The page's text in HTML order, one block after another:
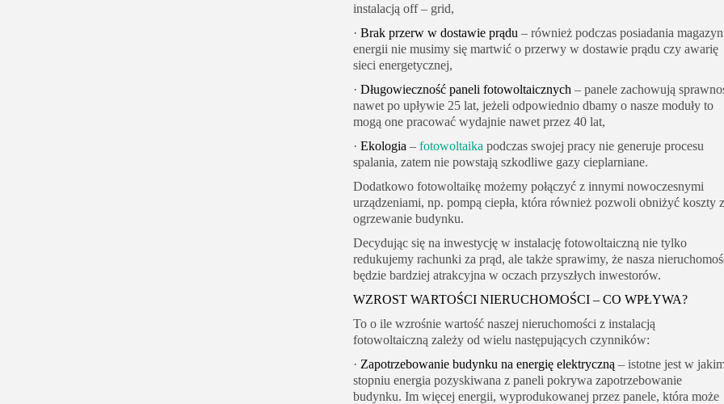
instalacją off – grid,
· Brak przerw w dostawie prądu – również podczas posiadania
energii nie musimy się martwić o przerwy w dostawie prądu czy awarię
sieci energetycznej,
· Długowieczność paneli fotowoltaicznych – panele zachowują
nawet po upływie 25 lat, jeżeli odpowiednio dbamy o nasze moduły to
mogą one pracować wydajnie nawet przez 40 lat,
· Ekologia – fotowoltaika podczas swojej pracy nie generuje procesu
spalania, zatem nie powstają szkodliwe gazy cieplarniane.
Dodatkowo fotowoltaikę możemy połączyć z innymi nowoczesnymi
urządzeniami, np. pompą ciepła, która również pozwoli obniżyć koszty
ogrzewanie budynku.
Decydując się na inwestycję w instalację fotowoltaiczną nie tylko
redukujemy rachunki za prąd, ale także sprawimy, że nasza
będzie bardziej atrakcyjna w oczach przyszłych inwestorów.
WZROST WARTOŚCI NIERUCHOMOŚCI – CO WPŁYWA?
To o ile wzrośnie wartość naszej nieruchomości z instalacją
fotowoltaiczną zależy od wielu następujących czynników:
· Zapotrzebowanie budynku na energię elektryczną – istotne jest w
stopniu energia pozyskiwana z paneli pokrywa zapotrzebowanie
budynku. Im więcej energii, wyprodukowanej przez panele, która może